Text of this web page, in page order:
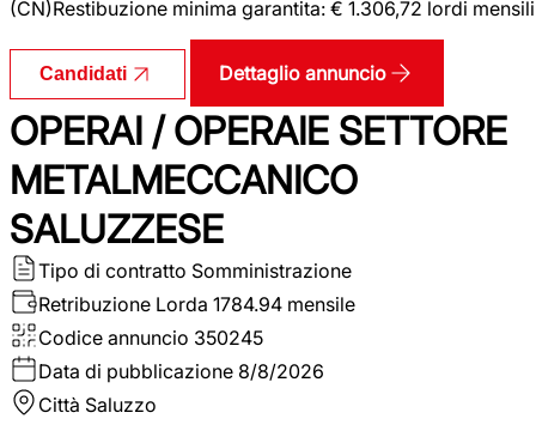
(CN)Restibuzione minima garantita: € 1.306,72 lordi mensili
Candidati Dettaglio annuncio
OPERAI / OPERAIE SETTORE
METALMECCANICO
SALUZZESE
Tipo di contratto Somministrazione
Retribuzione Lorda 1784.94 mensile
Codice annuncio 350245
Data di pubblicazione 8/8/2026
Città Saluzzo